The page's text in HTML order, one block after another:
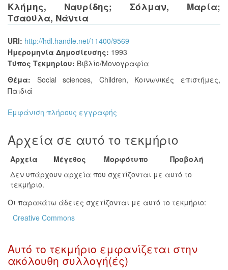
Κλήμης, Ναυρίδης; Σόλμαν, Μαρία;
Τσαούλα, Νάντια
URI: http://hdl.handle.net/11400/9569
Ημερομηνία Δημοσίευσης: 1993
Τύπος Τεκμηρίου: Βιβλίο/Μονογραφία
Θέμα:
Social sciences, Children, Κοινωνικές επιστήμες,
Παιδιά
Εμφάνιση πλήρους εγγραφής
Αρχεία σε αυτό το τεκμήριο
Αρχεία Μέγεθος Μορφότυπο
Προβολή
Δεν υπάρχουν αρχεία που σχετίζονται με αυτό το
τεκμήριο.
Οι παρακάτω άδειες σχετίζονται με αυτό το τεκμήριο:
Creative Commons
Αυτό το τεκμήριο εμφανίζεται στην
ακόλουθη συλλογή(ές)